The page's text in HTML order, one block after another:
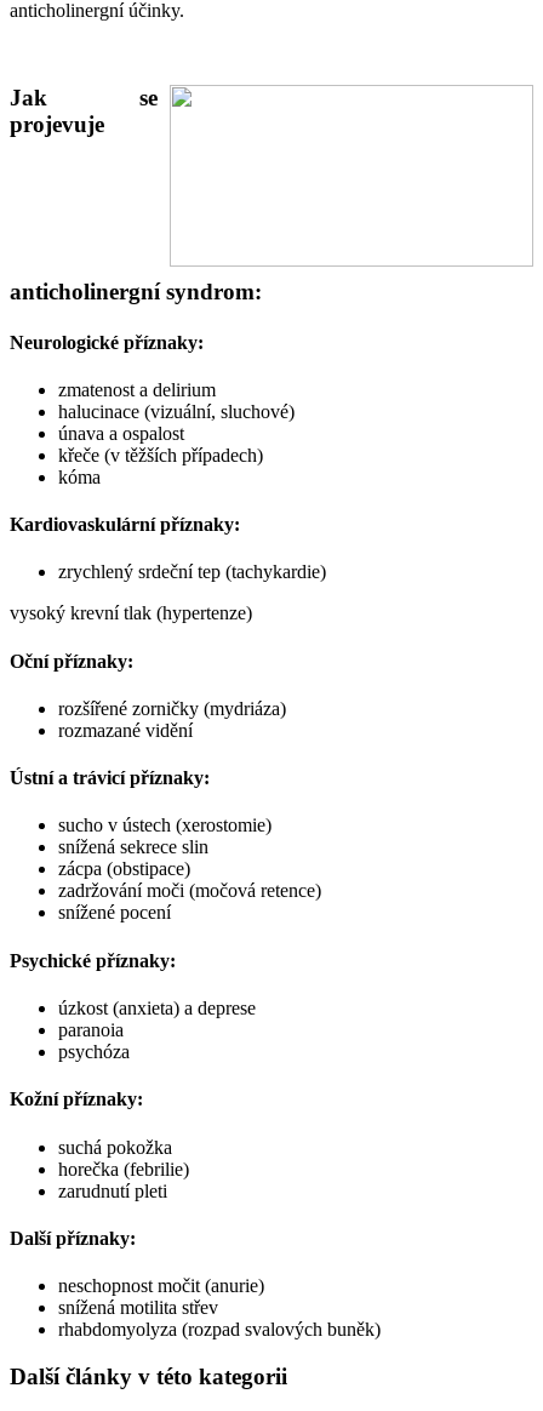
anticholinergní účinky.
Jak se
projevuje
anticholinergní syndrom:
Neurologické příznaky:
zmatenost a delirium
halucinace (vizuální, sluchové)
únava a ospalost
křeče (v těžších případech)
kóma
Kardiovaskulární příznaky:
zrychlený srdeční tep (tachykardie)
vysoký krevní tlak (hypertenze)
Oční příznaky:
rozšířené zorničky (mydriáza)
rozmazané vidění
Ústní a trávicí příznaky:
sucho v ústech (xerostomie)
snížená sekrece slin
zácpa (obstipace)
zadržování moči (močová retence)
snížené pocení
Psychické příznaky:
úzkost (anxieta) a deprese
paranoia
psychóza
Kožní příznaky:
suchá pokožka
horečka (febrilie)
zarudnutí pleti
Další příznaky:
neschopnost močit (anurie)
snížená motilita střev
rhabdomyolyza (rozpad svalových buněk)
Další články v této kategorii